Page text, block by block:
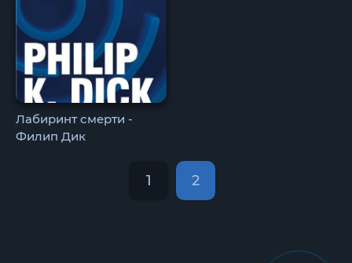
Лабиринт смерти -
Филип Дик
1 2